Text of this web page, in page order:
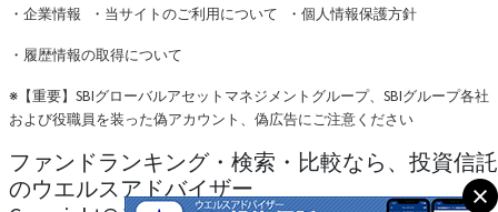
・ 企業情報 ・ 当サイトのご利用について ・ 個人情報保護方針
・ 履歴情報の取得について
※ 【重要】SBIグローバルアセットマネジメントグループ、SBIグループ各社
および役職員を装った偽アカウント、偽広告にご注意ください
ファンドランキング・検索・比較なら、投資信託
のウエルスアドバイザー